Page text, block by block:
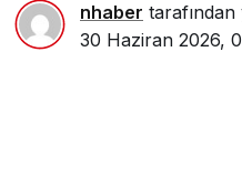
nhaber tarafından
30 Haziran 2026,